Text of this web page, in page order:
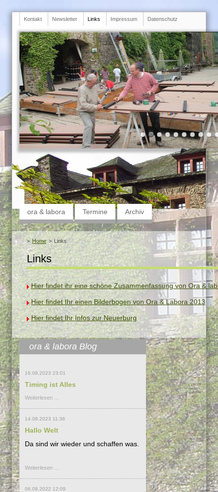
Navigation
Kontakt Newsletter Links Impressum Datenschutz
Navigation
überspringen
ora & labora Termine Archiv
Home Links
Links
Hier findet ihr eine schöne Zusammenfassung von Ora &
Hier findet Ihr einen Bilderbogen von Ora & Labora 2013
Hier findet Ihr Infos zur Neuerburg
ora & labora Blog
16.08.2023 23:01
Timing ist Alles
Weiterlesen …
Alles
14.08.2023 11:36
Hallo Welt
Da sind wir wieder und schaffen was.
Weiterlesen …
06.08.2022 12:09